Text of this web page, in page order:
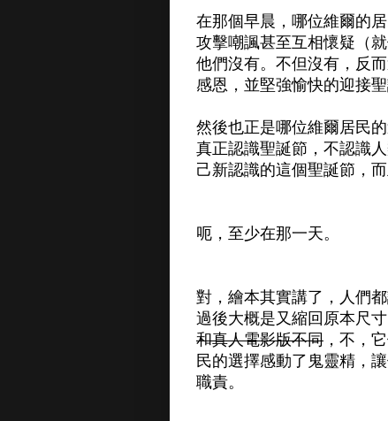
在那個早晨，哪位維爾的
攻擊嘲諷甚至互相懷疑（
他們沒有。不但沒有，反
感恩，並堅強愉快的迎接聖
然後也正是哪位維爾居民
真正認識聖誕節，不認識
己新認識的這個聖誕節，而
呃，至少在那一天。
對，繪本其實講了，人們
過後大概是又縮回原本尺
和真人電影版不同 ，不，
民的選擇感動了鬼靈精，
職責。